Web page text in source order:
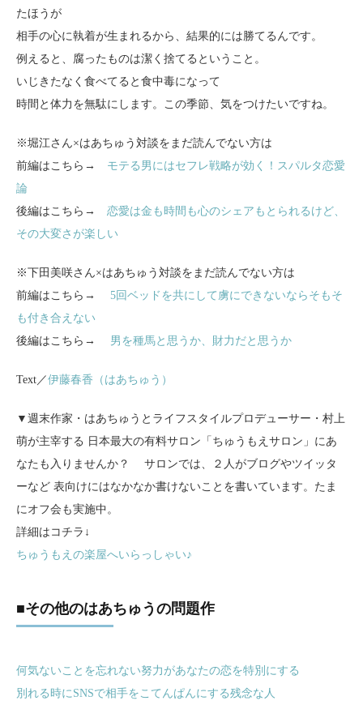
たほうが
相手の心に執着が生まれるから、結果的には勝てるんです。
例えると、腐ったものは潔く捨てるということ。
いじきたなく食べてると食中毒になって
時間と体力を無駄にします。この季節、気をつけたいですね。
※堀江さん×はあちゅう対談をまだ読んでない方は
前編はこちら→ モテる男にはセフレ戦略が効く！スパルタ恋愛
論
後編はこちら→ 恋愛は金も時間も心のシェアもとられるけど、
その大変さが楽しい
※下田美咲さん×はあちゅう対談をまだ読んでない方は
前編はこちら→ 5回ベッドを共にして虜にできないならそもそ
も付き合えない
後編はこちら→ 男を種馬と思うか、財力だと思うか
Text／伊藤春香（はあちゅう）
▼週末作家・はあちゅうとライフスタイルプロデューサー・村上
萌が主宰する 日本最大の有料サロン「ちゅうもえサロン」にあ
なたも入りませんか？ サロンでは、２人がブログやツイッタ
ーなど 表向けにはなかなか書けないことを書いています。たま
にオフ会も実施中。
詳細はコチラ↓
ちゅうもえの楽屋へいらっしゃい♪
■その他のはあちゅうの問題作
何気ないことを忘れない努力があなたの恋を特別にする
別れる時にSNSで相手をこてんぱんにする残念な人